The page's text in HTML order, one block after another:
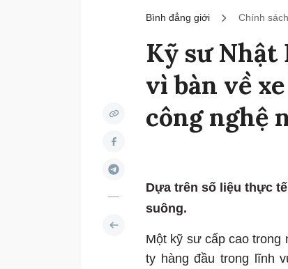
Bình đẳng giới Chính sách
Kỹ sư Nhật
vì bàn về
công nghệ
Dựa trên số liệu thực
suông.
Một kỹ sư cấp cao trong
ty hàng đầu trong lĩnh